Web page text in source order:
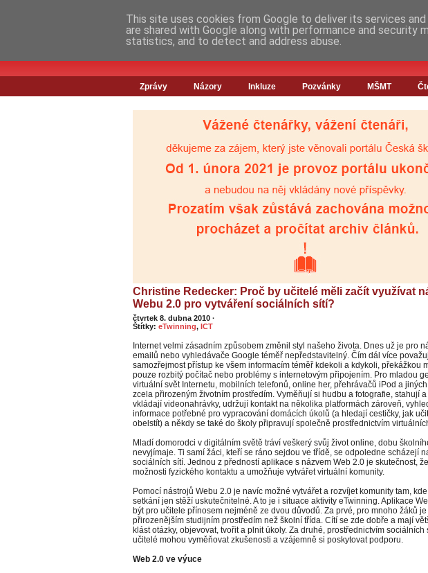
Zprávy Názory Inkluze Pozvánky MŠMT
Christine Redecker: Proč by učitelé měli začít využívat
Webu 2.0 pro vytváření sociálních sítí?
čtvrtek 8. dubna 2010 ·
Štítky: eTwinning, ICT
Internet velmi zásadním způsobem změnil styl našeho života. Dnes už je pro
emailů nebo vyhledávače Google téměř nepředstavitelný. Čím dál více
samozřejmost přístup ke všem informacím téměř kdekoli a kdykoli, překážkou
pouze rozbitý počítač nebo problémy s internetovým připojením. Pro mladou
virtuální svět Internetu, mobilních telefonů, online her, přehrávačů iPod a
zcela přirozeným životním prostředím. Vyměňují si hudbu a fotografie, stahují
vkládají videonahrávky, udržují kontakt na několika platformách zároveň,
informace potřebné pro vypracování domácích úkolů (a hledají cestičky, jak
obelstít) a někdy se také do školy připravují společně prostřednictvím
Mladí domorodci v digitálním světě tráví veškerý svůj život online, dobu
nevyjímaje. Ti samí žáci, kteří se ráno sejdou ve třídě, se odpoledne scházejí
sociálních sítí. Jednou z předností aplikace s názvem Web 2.0 je skutečnost,
možnosti fyzického kontaktu a umožňuje vytvářet virtuální komunity.
Pomocí nástrojů Webu 2.0 je navíc možné vytvářet a rozvíjet komunity tam,
setkání jen stěží uskutečnitelné. A to je i situace aktivity eTwinning. Aplikace
být pro učitele přínosem nejméně ze dvou důvodů. Za prvé, pro mnoho žáků
přirozenějším studijním prostředím než školní třída. Cítí se zde dobře a mají
klást otázky, objevovat, tvořit a plnit úkoly. Za druhé, prostřednictvím sociálních
učitelé mohou vyměňovat zkušenosti a vzájemně si poskytovat podporu.
Web 2.0 ve výuce
This site uses cookies from Google to deliver its services
are shared with Google along with performance and security
statistics, and to detect and address abuse.